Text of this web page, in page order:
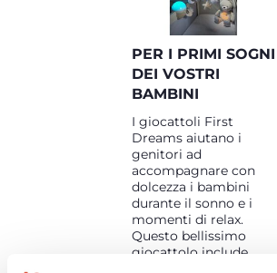
PER I PRIMI SOGNI
DEI VOSTRI
BAMBINI
I giocattoli First
Dreams aiutano i
genitori ad
accompagnare con
dolcezza i bambini
durante il sonno e i
momenti di relax.
Questo bellissimo
giocattolo include